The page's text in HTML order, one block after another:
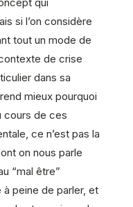
si l’on considère
tout un mode de
de crise
dans sa
mieux pourquoi
cours de ces
ce n’est pas la
on nous parle
“mal être”
peine de parler, et